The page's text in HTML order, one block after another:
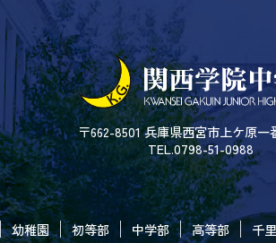
〒662-8501 兵庫県西宮市上ケ原一
TEL.0798-51-0988
幼稚園 初等部 中学部 高等部
千